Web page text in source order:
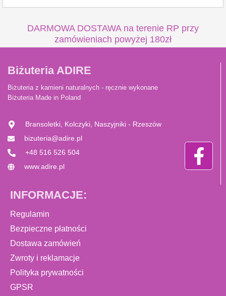
DARMOWA DOSTAWA na terenie RP przy
zamówieniach powyżej 180zł
Biżuteria ADIRE
Biżuteria z kamieni naturalnych - ręcznie wykonane
Biżuteria Made in Poland
Bransoletki, Kolczyki, Naszyjniki - Rzeszów
bizuteria@adire.pl
+48 516 526 504
www.adire.pl
INFORMACJE:
Regulamin
Bezpieczne płatności
Dostawa zamówień
Zwroty i reklamacje
Polityka prywatności
GPSR